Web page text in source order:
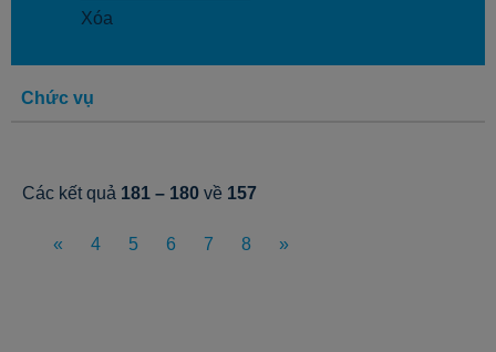
Xóa
Chức vụ
Các kết quả 181 – 180 về 157
« 4 5 6 7 8 »